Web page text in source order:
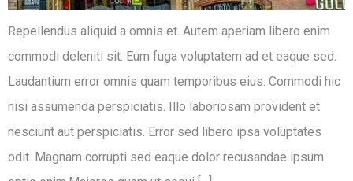
Repellendus aliquid a omnis et. Autem aperiam libero enim
commodi deleniti sit. Eum fuga voluptatem ad et eaque sed.
Laudantium error omnis quam temporibus eius. Commodi hic
nisi assumenda perspiciatis. Illo laboriosam provident et
nesciunt aut perspiciatis. Error sed libero ipsa voluptates
odit. Magnam corrupti sed eaque dolor recusandae ipsum